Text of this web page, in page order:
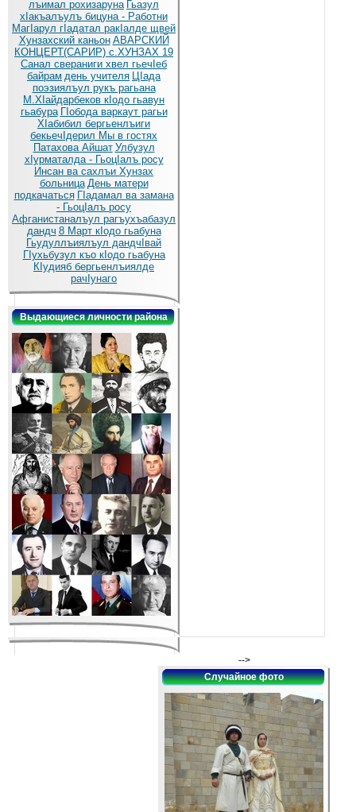
лъимал рохизаруна Гьазул
хIакъалъулъ бицуна - Работни
МагIарул гIадатал ракIалде щвей
Хунзахский каньон АВАРСКИЙ
КОНЦЕРТ(САРИР) с.ХУНЗАХ 19
Санал свераниги хвел гьечIеб
байрам день учителя ЦIада
поэзиялъул рукъ рагьана
М.ХIайдарбеков кIодо гьавун
гьабура ГIобода варкаут рагьи
ХIабибил бергьенлъиги
бекьечIдерил Мы в гостях
Патахова Айшат Улбузул
хIурматалда - ГьоцIалъ росу
Инсан ва сахлъи Хунзах
больница День матери
подкачаться ГIадамал ва замана
- ГьоцIалъ росу
Афганистаналъул рагъухъабазул
дандч 8 Март кIодо гьабуна
Гьудуллъиялъул дандчIвай
ГIухьбузул къо кIодо гьабуна
КIудияб бергьенлъиялде
рачIунаго
Выдающиеся личности района
-->
Случайное фото